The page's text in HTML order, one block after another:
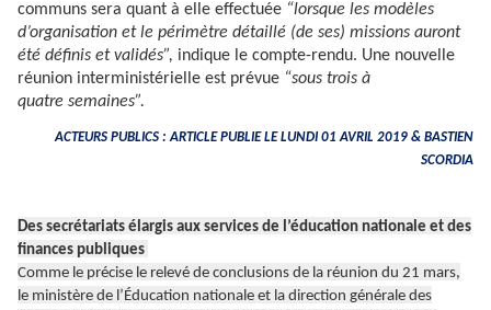
communs sera quant à elle effectuée “lorsque les modèles
d’organisation et le périmètre détaillé (de ses) missions auront
été définis et validés”, indique le compte-rendu. Une nouvelle
réunion interministérielle est prévue “sous trois à
quatre semaines”.
ACTEURS PUBLICS : ARTICLE PUBLIE LE LUNDI 01 AVRIL 2019 & BASTIEN
SCORDIA
Des secrétariats élargis aux services de l’éducation nationale et des
finances publiques
Comme le précise le relevé de conclusions de la réunion du 21 mars,
le ministère de l’Éducation nationale et la direction générale des